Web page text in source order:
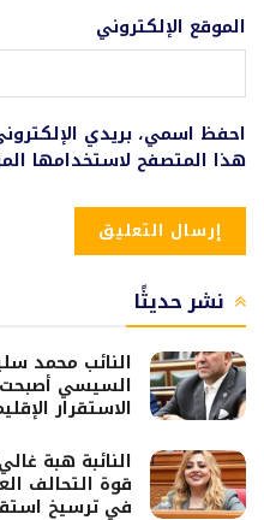
الموقع الإلكتروني
احفظ اسمي، بريدي
هذا المتصفح لاستخدامها
نشر حديثًا
النائب محمد
السيسي أصبحت
الاستقرار
النائبة هبة
قوة التحالف
في ترسيخ